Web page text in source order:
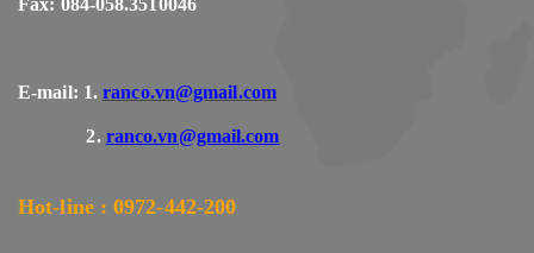
Fax: 084-058.3510046
E-mail: 1. ranco.vn@gmail.com
2. ranco.vn@gmail.com
Hot-line : 0972-442-200